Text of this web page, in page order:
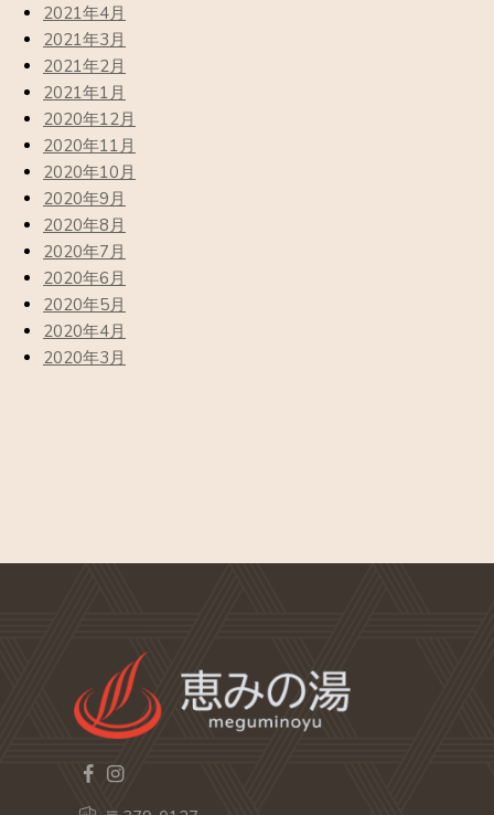
2021年4月
2021年3月
2021年2月
2021年1月
2020年12月
2020年11月
2020年10月
2020年9月
2020年8月
2020年7月
2020年6月
2020年5月
2020年4月
2020年3月